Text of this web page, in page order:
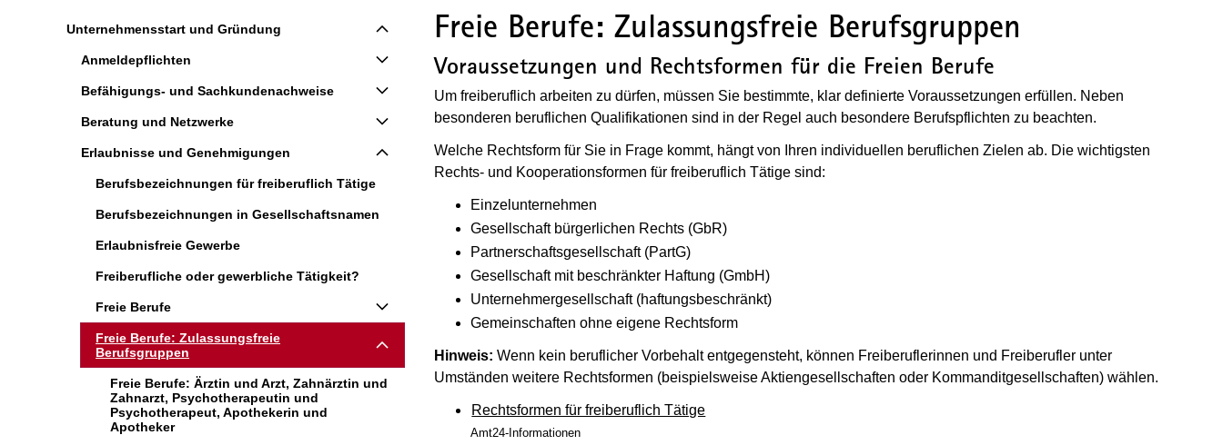
Unternehmensstart und Gründung
Anmeldepflichten
Befähigungs- und Sachkundenachweise
Beratung und Netzwerke
Erlaubnisse und Genehmigungen
Berufsbezeichnungen für freiberuflich Tätige
Berufsbezeichnungen in Gesellschaftsnamen
Erlaubnisfreie Gewerbe
Freiberufliche oder gewerbliche Tätigkeit?
Freie Berufe
Freie Berufe: Zulassungsfreie
Berufsgruppen
Freie Berufe: Ärztin und Arzt, Zahnärztin und
Zahnarzt, Psychotherapeutin und
Psychotherapeut, Apothekerin und
Apotheker
Freie Berufe: Zulassungsfreie Berufsgruppen
Voraussetzungen und Rechtsformen für die Freien Berufe
Um freiberuflich arbeiten zu dürfen, müssen Sie bestimmte, klar definierte Voraussetzungen erfüllen. Neben
besonderen beruflichen Qualifikationen sind in der Regel auch besondere Berufspflichten zu beachten.
Welche Rechtsform für Sie in Frage kommt, hängt von Ihren individuellen beruflichen Zielen ab. Die wichtigsten
Rechts- und Kooperationsformen für freiberuflich Tätige sind:
Einzelunternehmen
Gesellschaft bürgerlichen Rechts (GbR)
Partnerschaftsgesellschaft (PartG)
Gesellschaft mit beschränkter Haftung (GmbH)
Unternehmergesellschaft (haftungsbeschränkt)
Gemeinschaften ohne eigene Rechtsform
Hinweis:Wenn kein beruflicher Vorbehalt entgegensteht, können Freiberuflerinnen und Freiberufler unter
Umständen weitere Rechtsformen (beispielsweise Aktiengesellschaften oder Kommanditgesellschaften) wählen.
Rechtsformen für freiberuflich Tätige
Amt24-Informationen